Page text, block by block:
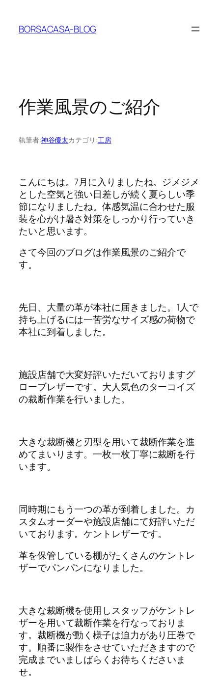
BORSACASA-BLOG
作業風景のご紹介
執筆者:神谷優太カテゴリ:工房
こんにちは。7月に入りましたね。ジメジメ
とした空気と強い日差しが続く夏らしい季
節になりましたね。体感気温に合わせた服
装を心がけ暑さ対策をしっかり行っていき
たいと思います。
さて今回のブログは作業風景のご紹介で
す。
先日、大量の革が本社に届きました。1人で
持ち上げるには一苦労なサイズ感の荷物で
本社に到着しました。
施設店舗で大変好評いただいておりますグ
ローブレザーです。大人気色のターコイズ
の裁断作業を行いました。
大きな裁断機と刃型を用いて裁断作業を進
めてまいります。一枚一枚丁寧に裁断を行
います。
同時期にもう一つの革が到着しました。カ
スタムオーダーや施設店舗にて好評いただ
いております。ケントレザーです。
革を保管している棚がたくさんのケントレ
ザーでパンパンになりました。
大きな裁断機を使用しスタッフがケントレ
ザーを用いて裁断作業を行なっておりま
す。裁断機が動く様子は迫力があり圧巻で
す。順番に製作をさせていただきますので
完成までいましばらくお待ちくださいま
せ。